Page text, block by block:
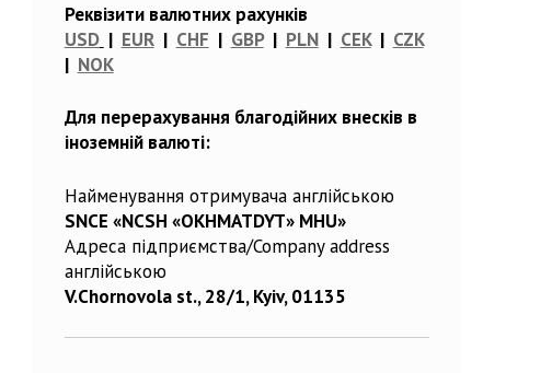
Реквізити валютних рахунків
USD | EUR| CHF | GBP| PLN| CEK| CZK
| NOK
Для перерахування благодійних внесків в
іноземній валюті:
Найменування отримувача англійською
SNCE «NCSH «OKHMATDYT» MHU»
Адреса підприємства/Company address
англійською
V.Chornovola st., 28/1, Kyiv, 01135